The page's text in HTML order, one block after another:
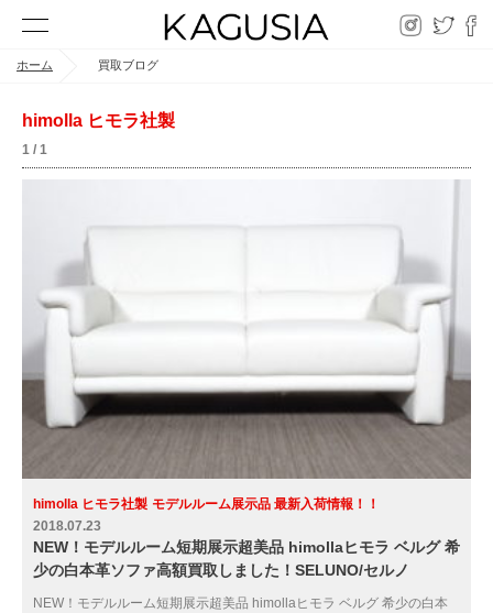
ホーム 買取ブログ
himolla ヒモラ社製
1 / 1
himolla ヒモラ社製 モデルルーム展示品 最新入荷情報！！
2018.07.23
NEW！モデルルーム短期展示超美品 himollaヒモラ ベルグ 希
少の白本革ソファ高額買取しました！SELUNO/セルノ
NEW！モデルルーム短期展示超美品 himollaヒモラ ベルグ 希少の白本